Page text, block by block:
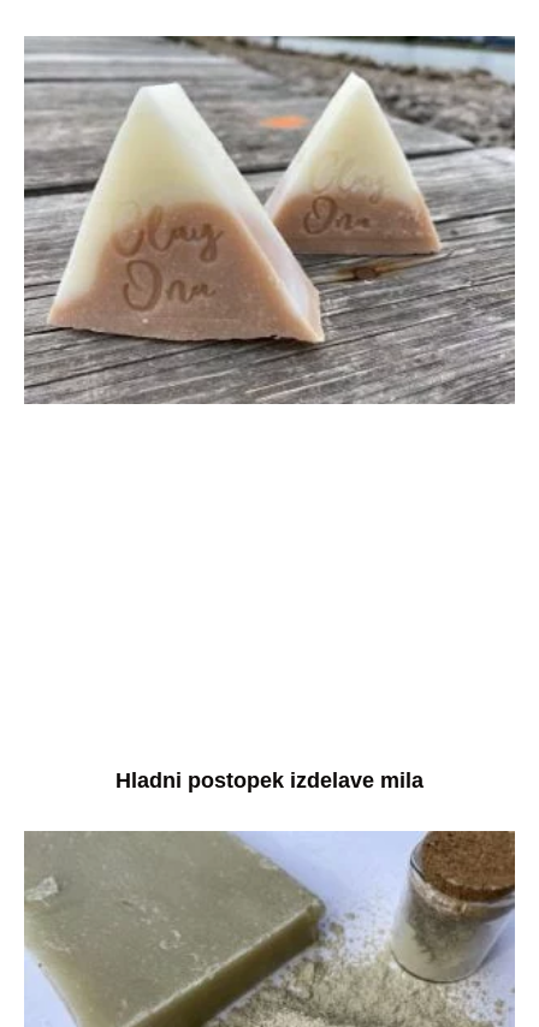
Hladni postopek izdelave mila